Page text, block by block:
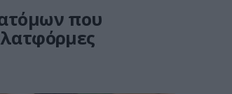
που